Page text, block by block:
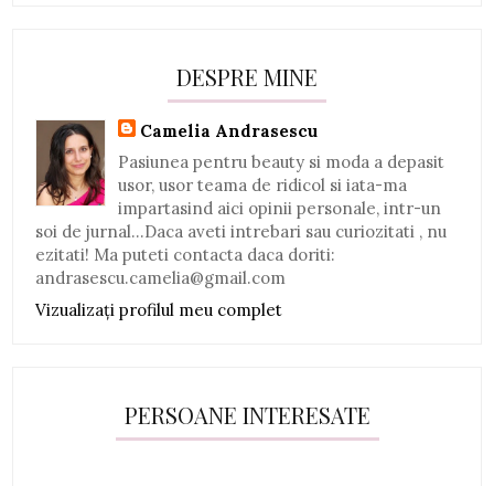
DESPRE MINE
Camelia Andrasescu
Pasiunea pentru beauty si moda a depasit
usor, usor teama de ridicol si iata-ma
impartasind aici opinii personale, intr-un
soi de jurnal...Daca aveti intrebari sau curiozitati , nu
ezitati! Ma puteti contacta daca doriti:
andrasescu.camelia@gmail.com
Vizualizați profilul meu complet
PERSOANE INTERESATE